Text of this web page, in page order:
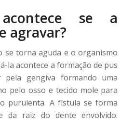
se a
agravar?
se torna aguda e o organismo
la acontece a formação de pus
pela gengiva formando uma
pelo osso e tecido mole para
purulenta. A fístula se forma
da raiz do dente envolvido.